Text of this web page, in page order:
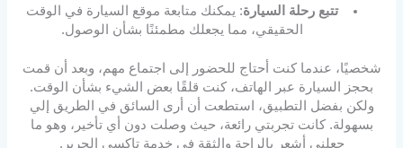
تتبع رحلة السيارة: يمكنك متابعة موقع السيارة في الوقت
الحقيقي، مما يجعلك مطمئنًا بشأن الوصول.
شخصيًا، عندما كنت أحتاج للحضور إلى اجتماع مهم، وبعد أن قمت
بحجز السيارة عبر الهاتف، كنت قلقًا بعض الشيء بشأن الوقت.
ولكن بفضل التطبيق، استطعت أن أرى السائق في الطريق إلي
بسهولة. كانت تجربتي رائعة، حيث وصلت دون أي تأخير، وهو ما
جعلني أشعر بالراحة والثقة في خدمة تاكسي الحرير.